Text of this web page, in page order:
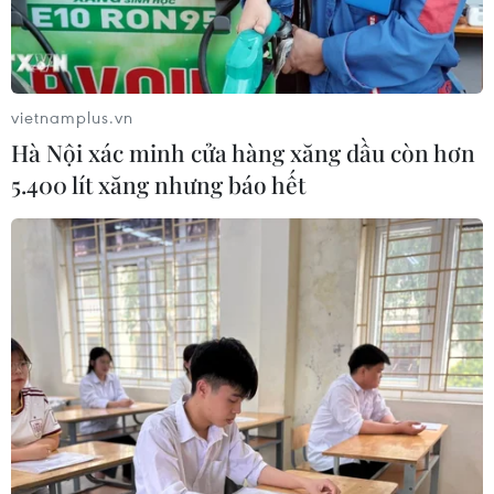
Áp thấp nhiệt đới đã suy yếu thành
một vùng áp thấp
08/08/2026 14:19
Trung Quốc nâng mức ứng phó khẩn
cấp với bão Dolphin
08/08/2026 07:10
Điện Biên từng bước hình thành thị
trường tín chỉ carbon rừng
08/08/2026 06:50
vietnamplus.vn
Hà Nội xác minh cửa hàng xăng dầu còn hơn
5.400 lít xăng nhưng báo hết